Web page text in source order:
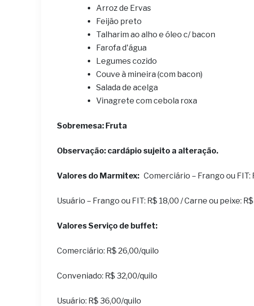
Arroz de Ervas
Feijão preto
Talharim ao alho e óleo c/ bacon
Farofa d'água
Legumes cozido
Couve à mineira (com bacon)
Salada de acelga
Vinagrete com cebola roxa
Sobremesa: Fruta
Observação: cardápio sujeito a alteração.
Valores do Marmitex: Comerciário – Frango ou FIT:
Usuário – Frango ou FIT: R$ 18,00 / Carne ou peixe:
Valores Serviço de buffet:
Comerciário: R$ 26,00/quilo
Conveniado: R$ 32,00/quilo
Usuário: R$ 36,00/quilo